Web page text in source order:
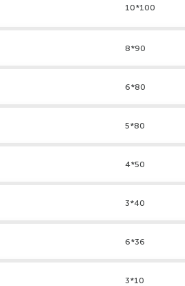
10*100
8*90
6*80
5*80
4*50
3*40
6*36
3*10